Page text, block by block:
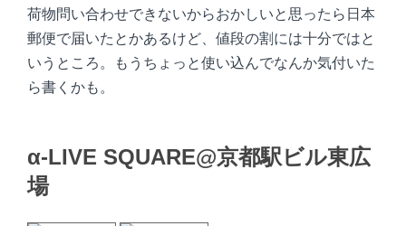
荷物問い合わせできないからおかしいと思ったら日本
郵便で届いたとかあるけど、値段の割には十分ではと
いうところ。もうちょっと使い込んでなんか気付いた
ら書くかも。
α-LIVE SQUARE@京都駅ビル東広
場